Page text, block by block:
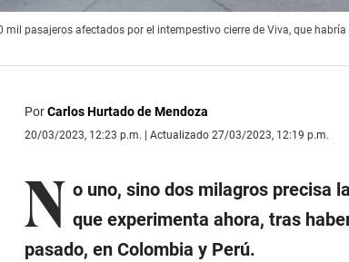
mil pasajeros afectados por el intempestivo cierre de Viva, que
PorCarlos Hurtado de Mendoza
20/03/2023, 12:23 p.m. | Actualizado 27/03/2023, 12:19 p.m.
N o uno, sino dos milagros precisa la
que experimenta ahora, tras
pasado, en Colombia y Perú.